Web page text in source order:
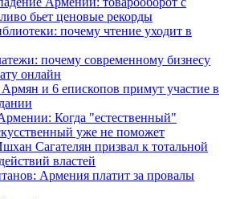
бьет ценовые рекорды
почему чтение уходит в
почему современному бизнесу
онлайн
и 6 епископов примут участие в
Когда "естественный"
уже не поможет
Сагателян призвал к тотальной
властей
Армения платит за провалы